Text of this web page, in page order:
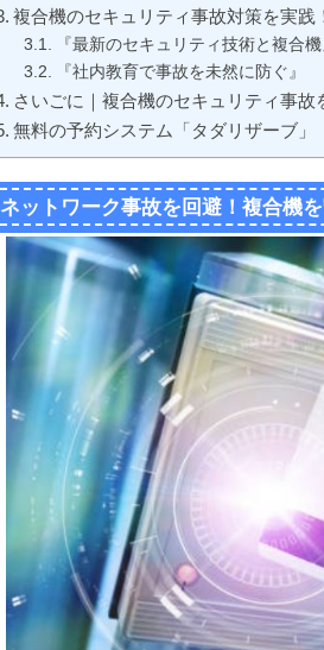
複合機のセキュリティ事故対策を実践
『最新のセキュリティ技術と複合機
『社内教育で事故を未然に防ぐ』
さいごに｜複合機のセキュリティ事故
無料の予約システム「タダリザーブ」
ネットワーク事故を回避！複合機